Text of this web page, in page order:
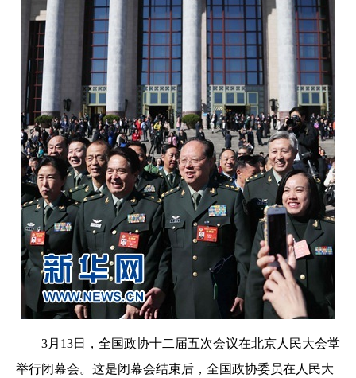
3月13日，全国政协十二届五次会议在北京人民大会堂
举行闭幕会。这是闭幕会结束后，全国政协委员在人民大